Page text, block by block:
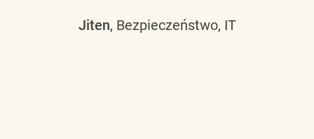
Jiten, Bezpieczeństwo, IT